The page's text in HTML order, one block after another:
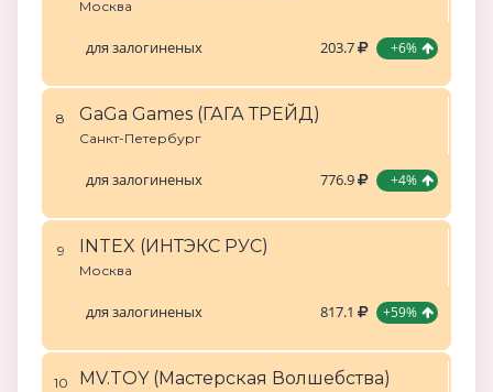
Москва
для залогиненых 203.7 +6%
8 GaGa Games (ГАГА ТРЕЙД)
Санкт-Петербург
для залогиненых 776.9 +4%
9 INTEX (ИНТЭКС РУС)
Москва
для залогиненых 817.1 +59%
10 MV.TOY (Мастерская Волшебства)